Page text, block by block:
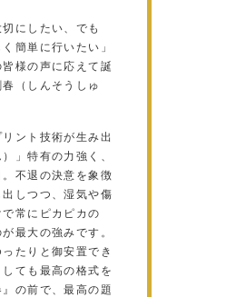
にしたい、でも
簡単に行いたい」
様の声に応えて誕
（しんそうしゅ
ント技術が生み出
」特有の力強く、
不退の決意を象徴
しつつ、湿気や傷
常にピカピカの
最大の強みです。
たりと御安置でき
ても最高の格式を
の前で、最高の題